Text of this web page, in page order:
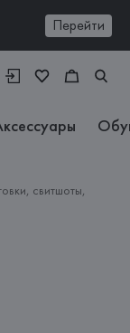
Перейти
свитшоты,